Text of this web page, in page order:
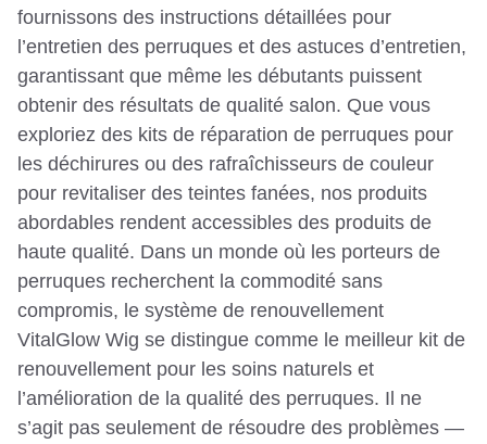
fournissons des instructions détaillées pour
l’entretien des perruques et des astuces d’entretien,
garantissant que même les débutants puissent
obtenir des résultats de qualité salon. Que vous
exploriez des kits de réparation de perruques pour
les déchirures ou des rafraîchisseurs de couleur
pour revitaliser des teintes fanées, nos produits
abordables rendent accessibles des produits de
haute qualité. Dans un monde où les porteurs de
perruques recherchent la commodité sans
compromis, le système de renouvellement
VitalGlow Wig se distingue comme le meilleur kit de
renouvellement pour les soins naturels et
l’amélioration de la qualité des perruques. Il ne
s’agit pas seulement de résoudre des problèmes —